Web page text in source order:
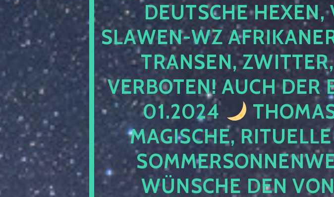
DEUTSCHE
SLAWEN-WZ
TRANSEN,
VERBOTEN! AUCH DER
01.2024
MAGISCHE, RITUELLE
WÜNSCHE DEN